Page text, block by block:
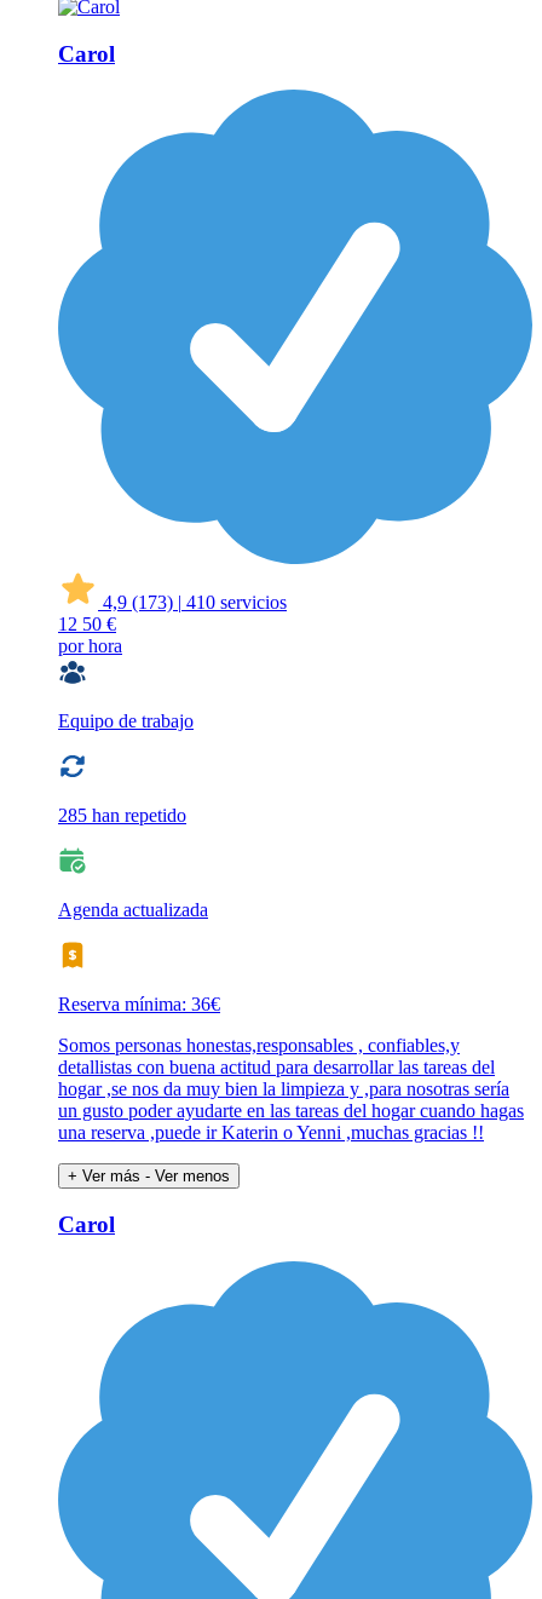
Carol
4,9 (173) | 410 servicios
12 50 €
por hora
Equipo de trabajo
285 han repetido
Agenda actualizada
Reserva mínima: 36€
Somos personas honestas,responsables , confiables,y
detallistas con buena actitud para desarrollar las tareas del
hogar ,se nos da muy bien la limpieza y ,para nosotras sería
un gusto poder ayudarte en las tareas del hogar cuando hagas
una reserva ,puede ir Katerin o Yenni ,muchas gracias !!
+ Ver más - Ver menos
Carol